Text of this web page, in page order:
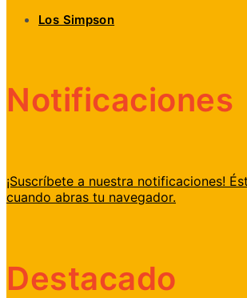
Los Simpson
Notificaciones
¡Suscríbete a nuestra notificaciones!
cuando abras tu navegador.
Destacado